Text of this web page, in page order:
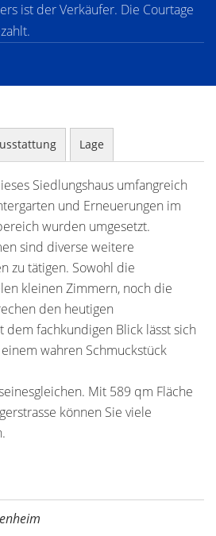
ist der Verkäufer. Die Courtage
Lage
Siedlungshaus umfangreich
und Erneuerungen im
wurden umgesetzt.
sind diverse weitere
zu tätigen. Sowohl die
kleinen Zimmern, noch die
den heutigen
fachkundigen Blick lässt sich
wahren Schmuckstück
Mit 589 qm Fläche
können Sie viele